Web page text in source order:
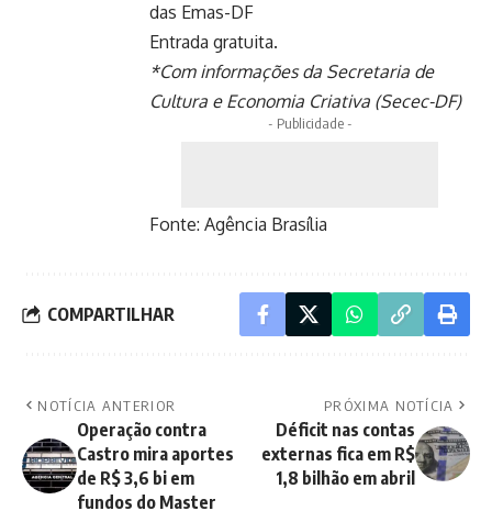
das Emas-DF
Entrada gratuita.
*Com informações da Secretaria de
Cultura e Economia Criativa (Secec-DF)
- Publicidade -
Fonte: Agência Brasília
COMPARTILHAR
NOTÍCIA ANTERIOR
Operação contra
Castro mira aportes
de R$ 3,6 bi em
fundos do Master
PRÓXIMA NOTÍCIA
Déficit nas contas
externas fica em R$
1,8 bilhão em abril